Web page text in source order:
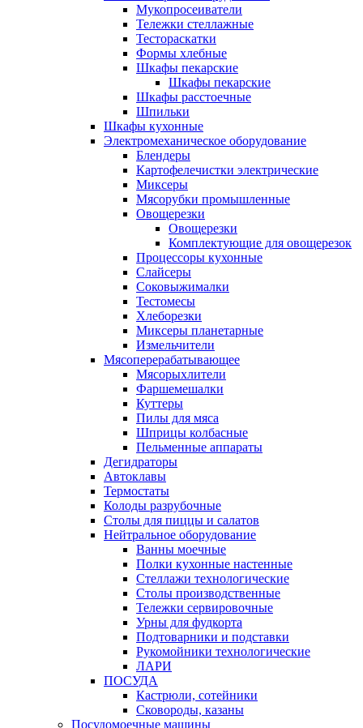
Мукопросеиватели
Тележки стеллажные
Тестораскатки
Формы хлебные
Шкафы пекарские
Шкафы пекарские
Шкафы расстоечные
Шпильки
Шкафы кухонные
Электромеханическое оборудование
Блендеры
Картофелечистки электрические
Миксеры
Мясорубки промышленные
Овощерезки
Овощерезки
Комплектующие для овощерезок
Процессоры кухонные
Слайсеры
Соковыжималки
Тестомесы
Хлеборезки
Миксеры планетарные
Измельчители
Мясоперерабатывающее
Мясорыхлители
Фаршемешалки
Куттеры
Пилы для мяса
Шприцы колбасные
Пельменные аппараты
Дегидраторы
Автоклавы
Термостаты
Колоды разрубочные
Столы для пиццы и салатов
Нейтральное оборудование
Ванны моечные
Полки кухонные настенные
Стеллажи технологические
Столы производственные
Тележки сервировочные
Урны для фудкорта
Подтоварники и подставки
Рукомойники технологические
ЛАРИ
ПОСУДА
Кастрюли, сотейники
Сковороды, казаны
Посудомоечные машины